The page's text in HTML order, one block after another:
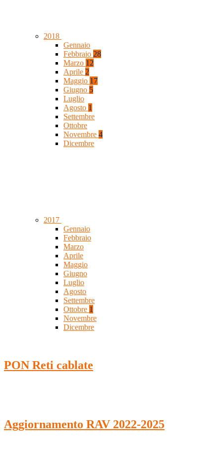
2018
Gennaio
Febbraio 28
Marzo 12
Aprile 2
Maggio 17
Giugno 5
Luglio
Agosto 1
Settembre
Ottobre
Novembre 4
Dicembre
2017
Gennaio
Febbraio
Marzo
Aprile
Maggio
Giugno
Luglio
Agosto
Settembre
Ottobre 1
Novembre
Dicembre
PON Reti cablate
Aggiornamento RAV 2022-2025